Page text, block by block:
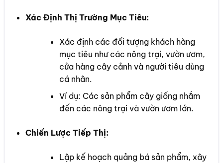
Xác Định Thị Trường Mục Tiêu:
Xác định các đối tượng khách hàng
mục tiêu như các nông trại, vườn ươm,
cửa hàng cây cảnh và người tiêu dùng
cá nhân.
Ví dụ: Các sản phẩm cây giống nhắm
đến các nông trại và vườn ươm lớn.
Chiến Lược Tiếp Thị:
Lập kế hoạch quảng bá sản phẩm, xây